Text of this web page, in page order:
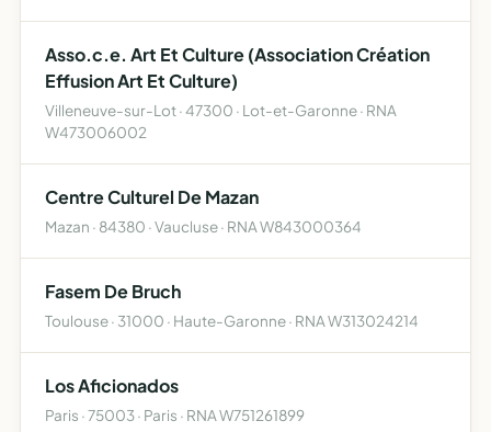
Asso.c.e. Art Et Culture (Association Création
Effusion Art Et Culture)
Villeneuve-sur-Lot · 47300 · Lot-et-Garonne · RNA
W473006002
Centre Culturel De Mazan
Mazan · 84380 · Vaucluse · RNA W843000364
Fasem De Bruch
Toulouse · 31000 · Haute-Garonne · RNA W313024214
Los Aficionados
Paris · 75003 · Paris · RNA W751261899